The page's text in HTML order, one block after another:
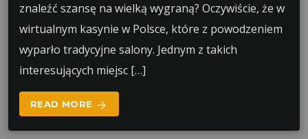
znaleźć szansę na wielką wygraną? Oczywiście, że w
wirtualnym kasynie w Polsce, które z powodzeniem
wyparło tradycyjne salony. Jednym z takich
interesujących miejsc […]
READ MORE arrow_forward